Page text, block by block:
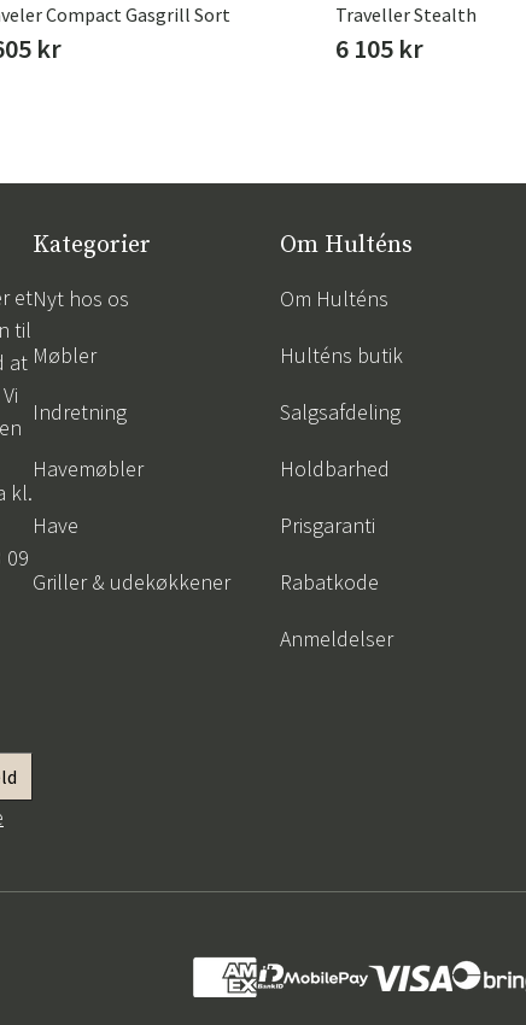
Compact Gasgrill Sort
kr
Traveller Stealth
6 105 kr
et
til
at
kl.
09
Kategorier
Nyt hos os
Møbler
Indretning
Havemøbler
Have
Griller & udekøkkener
Om Hulténs
Om Hulténs
Hulténs butik
Salgsafdeling
Holdbarhed
Prisgaranti
Rabatkode
Anmeldelser